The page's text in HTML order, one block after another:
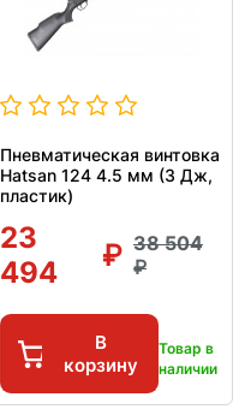
Пневматическая винтовка
Hatsan 124 4.5 мм (3 Дж,
пластик)
23
494
38 504
В
корзину
Товар в
наличии